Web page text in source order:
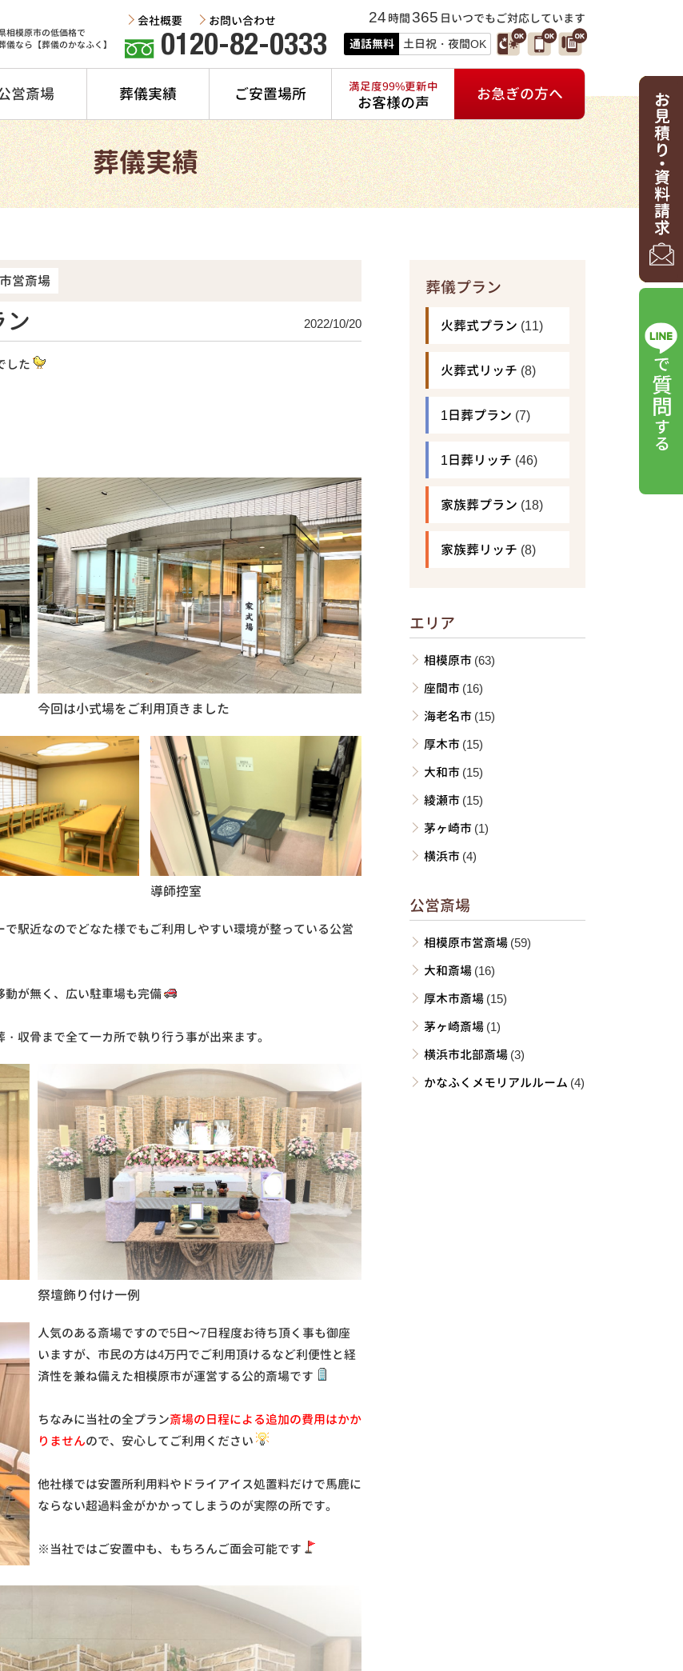
相模原市の低価格で
儀なら【葬儀のかなふく】
0120-82-0333
24 時間365 日いつでもご対応しています
通話無料 土日祝・夜間OK
会社概要 お問い合わせ
営斎場 葬儀実績 ご安置場所 満足度99%更新中
お客様の声 お急ぎの方へ
葬儀実績
営斎場
2022/10/20
した
今回は小式場をご利用頂きました
導師控室
駅近なのでどなた様でもご利用しやすい環境が整っている公営
が無く、広い駐車場も完備
収骨まで全て一カ所で執り行う事が出来ます。
祭壇飾り付け一例
人気のある斎場ですので5日～7日程度お待ち頂く事も御座
いますが、市民の方は4万円でご利用頂けるなど利便性と経
済性を兼ね備えた相模原市が運営する公的斎場です
ちなみに当社の全プラン斎場の日程による追加の費用はかか
りませんので、安心してご利用ください
他社様では安置所利用料やドライアイス処置料だけで馬鹿に
ならない超過料金がかかってしまうのが実際の所です。
※当社ではご安置中も、もちろんご面会可能です
葬儀プラン
火葬式プラン (11)
火葬式リッチ (8)
1日葬プラン (7)
1日葬リッチ (46)
家族葬プラン (18)
家族葬リッチ (8)
エリア
相模原市 (63)
座間市 (16)
海老名市 (15)
厚木市 (15)
大和市 (15)
綾瀬市 (15)
茅ヶ崎市 (1)
横浜市 (4)
公営斎場
相模原市営斎場(59)
大和斎場(16)
厚木市斎場(15)
茅ヶ崎斎場(1)
横浜市北部斎場(3)
かなふくメモリアルルーム (4)